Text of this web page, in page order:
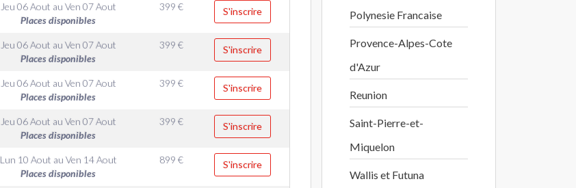
Jeu 06 Aout au Ven 07 Aout
Places disponibles
399 € S'inscrire
Jeu 06 Aout au Ven 07 Aout
Places disponibles
399 € S'inscrire
Jeu 06 Aout au Ven 07 Aout
Places disponibles
399 € S'inscrire
Jeu 06 Aout au Ven 07 Aout
Places disponibles
399 € S'inscrire
Lun 10 Aout au Ven 14 Aout
Places disponibles
899 € S'inscrire
Polynesie Francaise
Provence-Alpes-Cote
d'Azur
Reunion
Saint-Pierre-et-
Miquelon
Wallis et Futuna